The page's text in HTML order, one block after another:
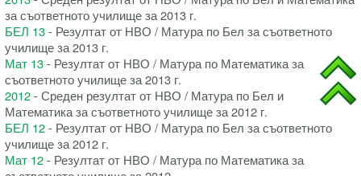
за съответното училище за 2013 г.
БЕЛ 13- Резултат от НВО / Матура по Бел за съответното
училище за 2013 г.
Мат 13- Резултат от НВО / Матура по Математика за
съответното училище за 2013 г.
2012- Среден резултат от НВО / Матура по Бел и
Математика за съответното училище за 2012 г.
БЕЛ 12- Резултат от НВО / Матура по Бел за съответното
училище за 2012 г.
Мат 12- Резултат от НВО / Матура по Математика за